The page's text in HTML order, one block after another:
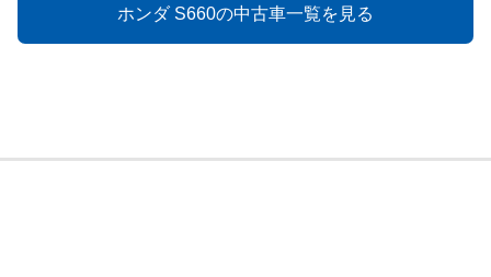
ホンダ S660の中古車一覧を見る